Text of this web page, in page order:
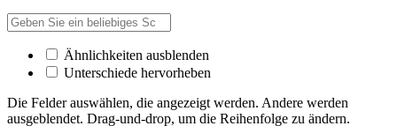
Ähnlichkeiten ausblenden
Unterschiede hervorheben
Die Felder auswählen, die angezeigt werden. Andere werden
ausgeblendet. Drag-und-drop, um die Reihenfolge zu ändern.